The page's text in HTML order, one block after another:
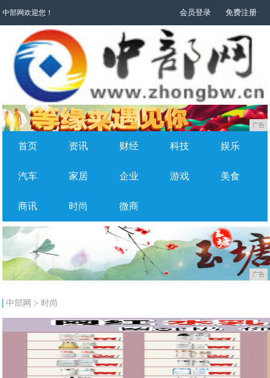
中部网欢迎您！ 会员登录 免费注册
广告
首页 资讯 财经 科技 娱乐
汽车 家居 企业 游戏 美食
商讯 时尚 微商
广告
中部网 > 时尚